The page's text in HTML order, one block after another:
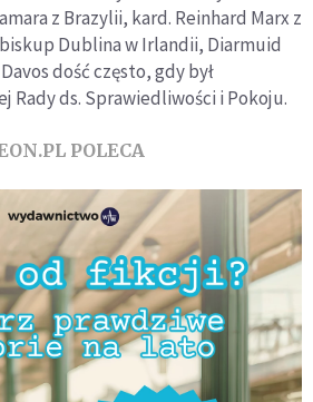
z Brazylii, kard. Reinhard Marx z
Dublina w Irlandii, Diarmuid
dość często, gdy był
Rady ds. Sprawiedliwości i Pokoju.
POLECA